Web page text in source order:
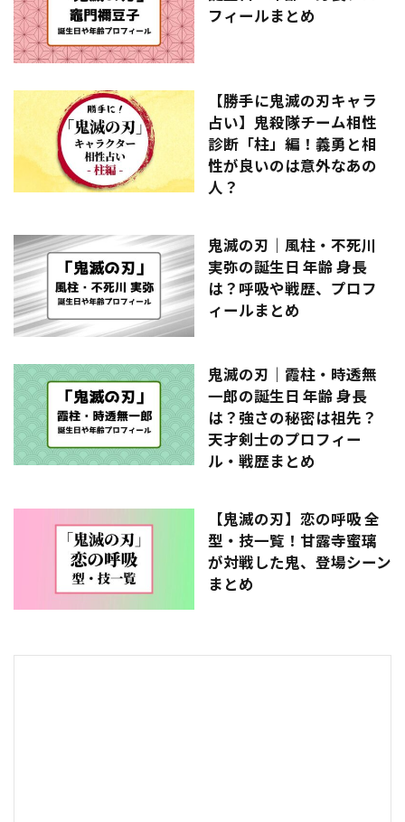
フィールまとめ
【勝手に鬼滅の刃キャラ
占い】鬼殺隊チーム相性
診断「柱」編！義勇と相
性が良いのは意外なあの
人？
鬼滅の刃｜風柱・不死川
実弥の誕生日 年齢 身長
は？呼吸や戦歴、プロフ
ィールまとめ
鬼滅の刃｜霞柱・時透無
一郎の誕生日 年齢 身長
は？強さの秘密は祖先？
天才剣士のプロフィー
ル・戦歴まとめ
【鬼滅の刃】恋の呼吸 全
型・技一覧！甘露寺蜜璃
が対戦した鬼、登場シーン
まとめ